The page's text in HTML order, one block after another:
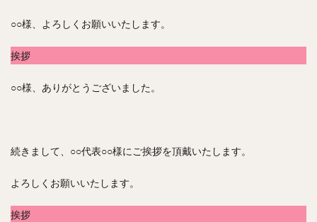
○○様、よろしくお願いいたします。
挨拶
○○様、ありがとうございました。
続きまして、○○代表○○様にご挨拶を頂戴いたします。
よろしくお願いいたします。
挨拶